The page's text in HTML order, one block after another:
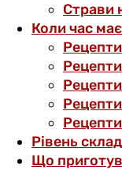
Страви
Коли час
Рівень
Що